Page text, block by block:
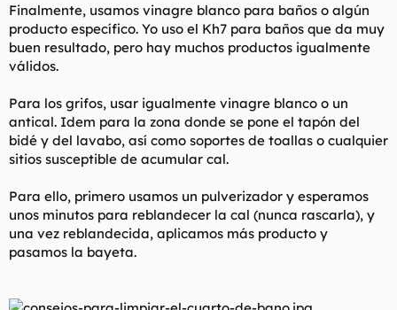
Finalmente, usamos vinagre blanco para baños o algún
producto específico. Yo uso el Kh7 para baños que da muy
buen resultado, pero hay muchos productos igualmente
válidos.
Para los grifos, usar igualmente vinagre blanco o un
antical. Idem para la zona donde se pone el tapón del
bidé y del lavabo, así como soportes de toallas o cualquier
sitios susceptible de acumular cal.
Para ello, primero usamos un pulverizador y esperamos
unos minutos para reblandecer la cal (nunca rascarla), y
una vez reblandecida, aplicamos más producto y
pasamos la bayeta.